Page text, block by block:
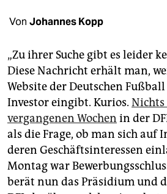
shop
fragen & hilfe
unterstützen
abo
genossenschaft
epaper login
Von Johannes Kopp
„Zu ihrer Suche gibt es leider
Diese Nachricht erhält man,
Website der Deutschen Fußball
Investor eingibt. Kurios.
vergangenen Wochen in der
als die Frage, ob man sich auf
deren Geschäftsinteressen
Montag war
berät nun das Präsidium und